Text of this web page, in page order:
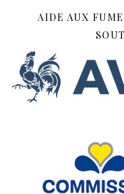
AIDE AUX